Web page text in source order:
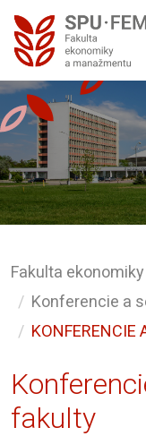
Fakulta
Konferencie a
KONFERENCIE
fakulty